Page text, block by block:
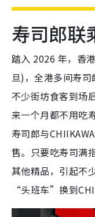
寿司郎联
踏入 2026 年，香
旦)，全港多间寿司
不少街坊食客到
来一个月都不用吃
寿司郎与
售。只要吃寿司满
其他精品，引起不
“头班车”换到